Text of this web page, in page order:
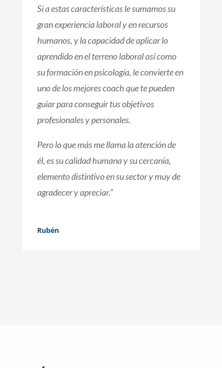
Si a estas características le sumamos su
gran experiencia laboral y en recursos
humanos, y la capacidad de aplicar lo
aprendido en el terreno laboral así como
su formación en psicología, le convierte en
uno de los mejores coach que te pueden
guiar para conseguir tus objetivos
profesionales y personales.
Pero lo que más me llama la atención de
él, es su calidad humana y su cercanía,
elemento distintivo en su sector y muy de
agradecer y apreciar.“
Rubén